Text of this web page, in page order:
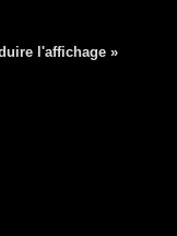
l'affichage »